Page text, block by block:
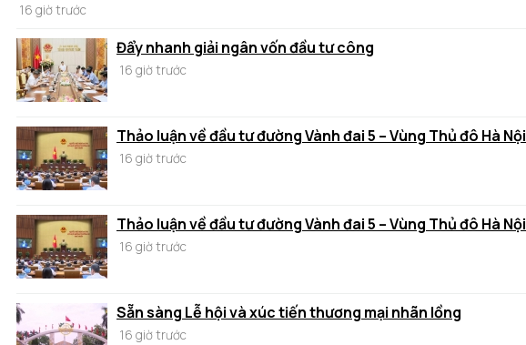
16 giờ trước
Đẩy nhanh giải ngân vốn đầu tư công
16 giờ trước
Thảo luận về đầu tư đường Vành đai 5 – Vùng Thủ đô Hà Nội
16 giờ trước
Thảo luận về đầu tư đường Vành đai 5 – Vùng Thủ đô Hà Nội
16 giờ trước
Sẵn sàng Lễ hội và xúc tiến thương mại nhãn lồng
16 giờ trước